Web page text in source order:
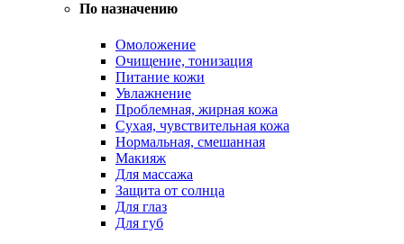
По назначению
Омоложение
Очищение, тонизация
Питание кожи
Увлажнение
Проблемная, жирная кожа
Сухая, чувствительная кожа
Нормальная, смешанная
Макияж
Для массажа
Защита от солнца
Для глаз
Для губ